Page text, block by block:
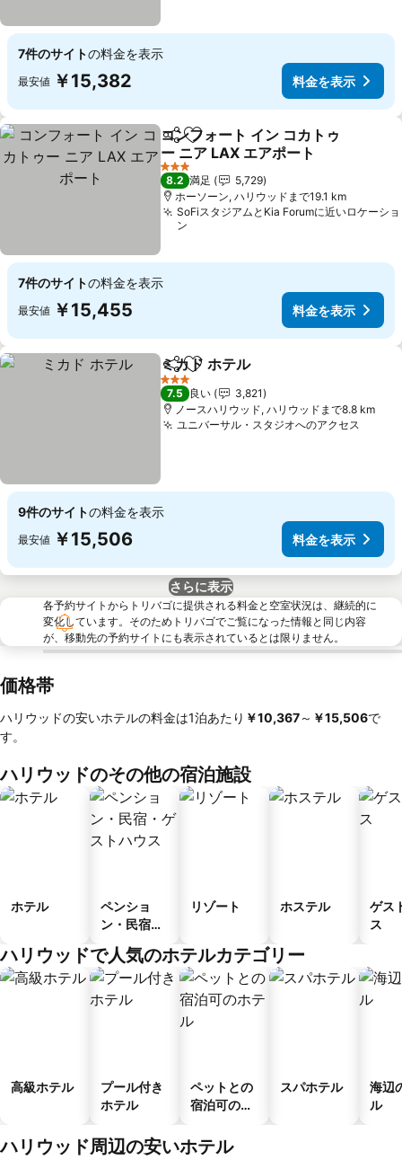
7件のサイトの料金を表示
最安値 ￥15,382 料金を表示
シェアお気に入りに追加
コンフォート イン コカトゥ
ー ニア LAX エアポート
料金を表示
3 ホテルのランク
8.2 満足
5,729
ホーソーン, ハリウッドまで19.1 km
SoFiスタジアムとKia Forumに近いロケーショ
ン
7件のサイトの料金を表示
最安値 ￥15,455 料金を表示
シェアお気に入りに追加
ミカド ホテル
3 ホテルのランク
7.5 良い
3,821
ノースハリウッド, ハリウッドまで8.8 km
ユニバーサル・スタジオへのアクセス
9件のサイトの料金を表示
最安値 ￥15,506 料金を表示
さらに表示
各予約サイトからトリバゴに提供される料金と空室状況は、継続的に
変化しています。そのためトリバゴでご覧になった情報と同じ内容
が、移動先の予約サイトにも表示されているとは限りません。
価格帯
ハリウッドの安いホテルの料金は1泊あたり ‎￥10,367～ ‎￥15,506で
す。
ハリウッドのその他の宿泊施設
ホテル
ペンショ
ン・民宿・
ス
リゾート ホステル
ゲス
ス
ハリウッドで人気のホテルカテゴリー
高級ホテル
プール付き
ホテル
ペットとの
宿泊可のホ
スパホテル
海辺
ル
ハリウッド周辺の安いホテル